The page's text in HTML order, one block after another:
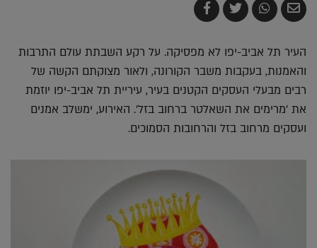
שלח
בדואר
שתף
ב-
צייץ
ב-
שתף
ב-
העיר תל אביב-יפו לא מפסיקה. על רקע השבתת עולם התרבות
והאמנות, בעקבות משבר הקורונה, ולאור מצוקתם הקשה של
רבים מבעלי העסקים הקטנים בעיר, עיריית תל אביב-יפו יוזמת
את 'מרימים את השאלטר ברחוב בזל'. האירוע, ימשלב אמנים
ועסקים מרחוב בזל והרחובות הסמוכים.